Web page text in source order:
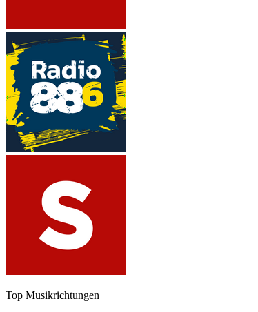
Top Musikrichtungen